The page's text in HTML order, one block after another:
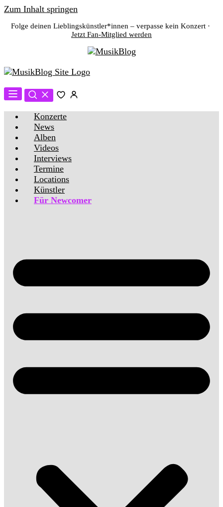
Zum Inhalt springen
Folge deinen Lieblingskünstler*innen – verpasse kein Konzert ·
Jetzt Fan-Mitglied werden
Konzerte
News
Alben
Videos
Interviews
Termine
Locations
Künstler
Für Newcomer